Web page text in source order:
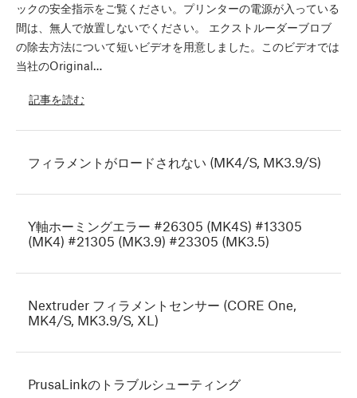
ックの安全指示をご覧ください。プリンターの電源が入っている
間は、無人で放置しないでください。 エクストルーダーブロブ
の除去方法について短いビデオを用意しました。このビデオでは
当社のOriginal…
記事を読む
フィラメントがロードされない (MK4/S, MK3.9/S)
Y軸ホーミングエラー #26305 (MK4S) #13305
(MK4) #21305 (MK3.9) #23305 (MK3.5)
Nextruder フィラメントセンサー (CORE One,
MK4/S, MK3.9/S, XL)
PrusaLinkのトラブルシューティング